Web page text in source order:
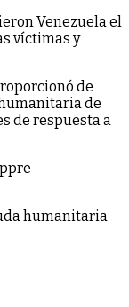
Venezuela el
víctimas y
de
de
de respuesta a
humanitaria